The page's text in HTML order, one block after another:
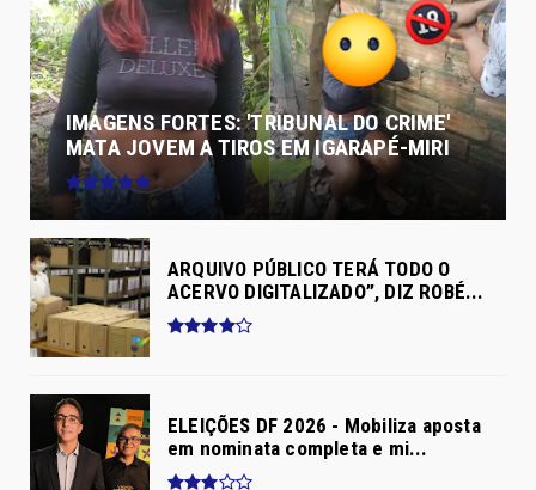
IMAGENS FORTES: 'TRIBUNAL DO CRIME'
MATA JOVEM A TIROS EM IGARAPÉ-MIRI
ARQUIVO PÚBLICO TERÁ TODO O
ACERVO DIGITALIZADO”, DIZ ROBÉ...
ELEIÇÕES DF 2026 - Mobiliza aposta
em nominata completa e mi...